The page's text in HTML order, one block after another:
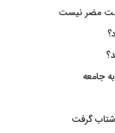
مضر نیست
جامعه